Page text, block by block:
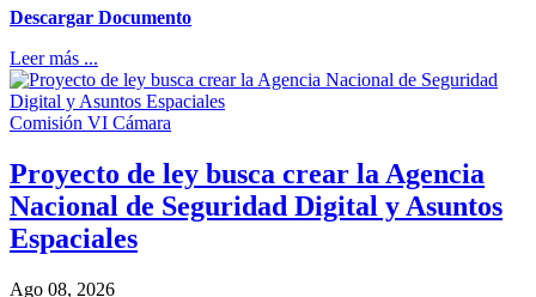
Descargar Documento
Leer más ...
Comisión VI Cámara
Proyecto de ley busca crear la Agencia
Nacional de Seguridad Digital y Asuntos
Espaciales
Ago 08, 2026